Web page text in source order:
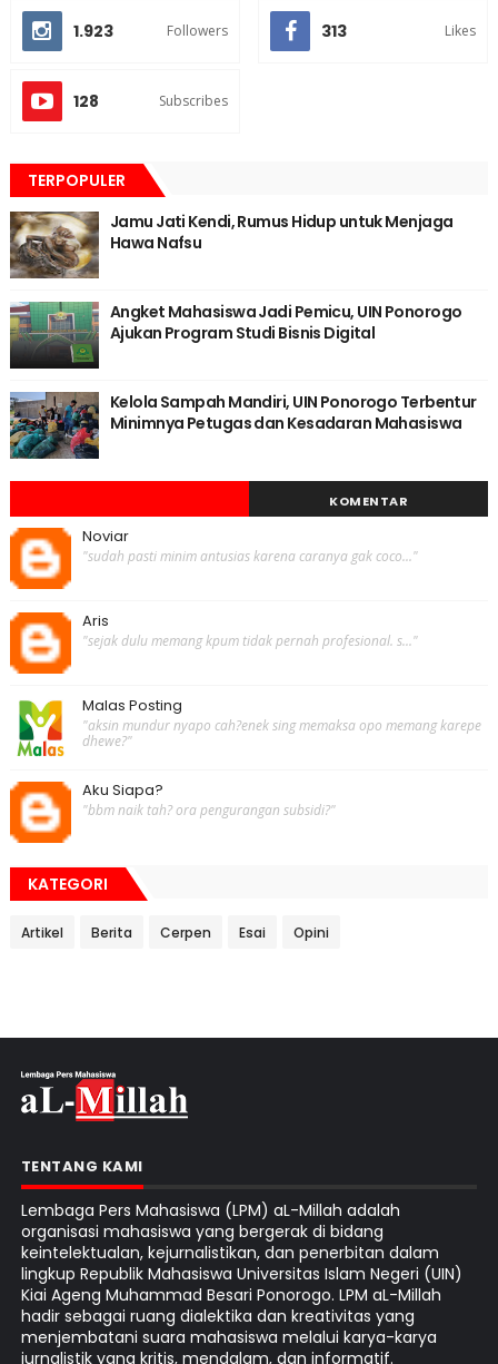
1.923 Followers 313 Likes
128 Subscribes
TERPOPULER
Jamu Jati Kendi, Rumus Hidup untuk Menjaga
Hawa Nafsu
Angket Mahasiswa Jadi Pemicu, UIN Ponorogo
Ajukan Program Studi Bisnis Digital
Kelola Sampah Mandiri, UIN Ponorogo Terbentur
Minimnya Petugas dan Kesadaran Mahasiswa
KOMENTAR
Noviar
"sudah pasti minim antusias karena caranya gak coco..."
Aris
"sejak dulu memang kpum tidak pernah profesional. s..."
Malas Posting
"aksin mundur nyapo cah?enek sing memaksa opo memang karepe
dhewe?"
Aku Siapa?
"bbm naik tah? ora pengurangan subsidi?"
KATEGORI
Artikel Berita Cerpen Esai Opini
TENTANG KAMI
Lembaga Pers Mahasiswa (LPM) aL-Millah adalah
organisasi mahasiswa yang bergerak di bidang
keintelektualan, kejurnalistikan, dan penerbitan dalam
lingkup Republik Mahasiswa Universitas Islam Negeri (UIN)
Kiai Ageng Muhammad Besari Ponorogo. LPM aL-Millah
hadir sebagai ruang dialektika dan kreativitas yang
menjembatani suara mahasiswa melalui karya-karya
jurnalistik yang kritis, mendalam, dan informatif.